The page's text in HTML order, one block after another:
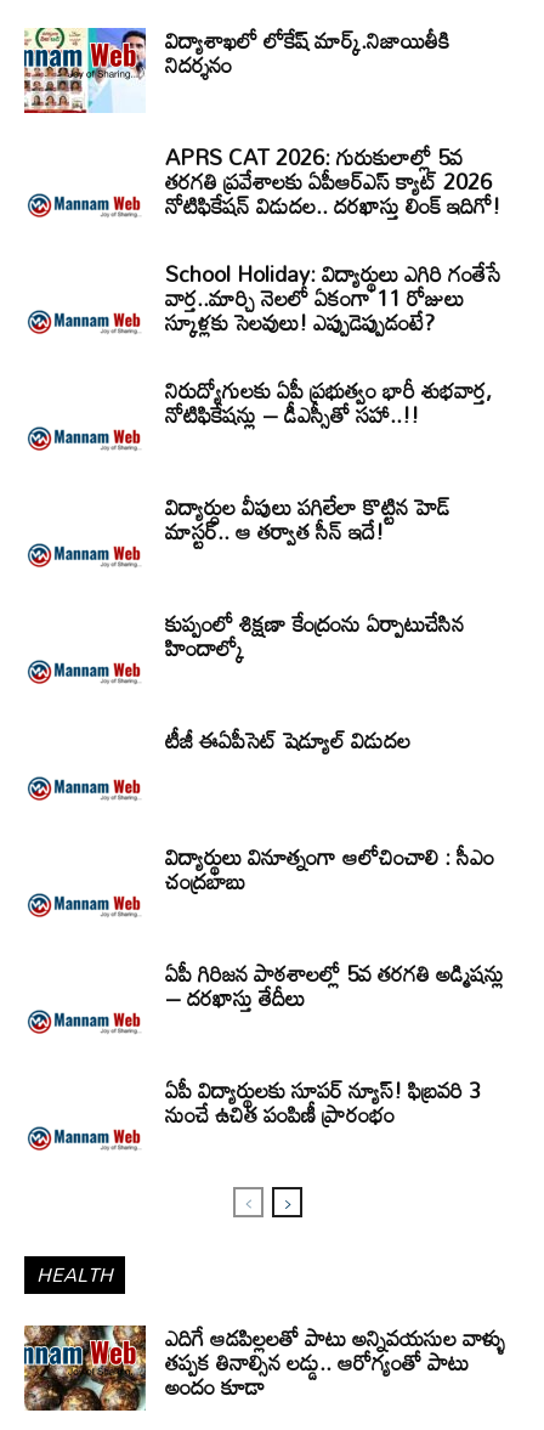
విద్యాశాఖలో లోకేష్ మార్క్.నిజాయితీకి
నిదర్శనం
APRS CAT 2026: గురుకులాల్లో 5వ
తరగతి ప్రవేశాలకు ఏపీఆర్‌ఎస్‌ క్యాట్‌ 2026
నోటిఫికేషన్‌ విడుదల.. దరఖాస్తు లింక్‌ ఇదిగో!
School Holiday: విద్యార్థులు ఎగిరి గంతేసే
వార్త..మార్చి నెలలో ఏకంగా 11 రోజులు
స్కూళ్లకు సెలవులు! ఎప్పుడెప్పుడంటే?
నిరుద్యోగులకు ఏపీ ప్రభుత్వం భారీ శుభవార్త,
నోటిఫికేషన్లు – డీఎస్సీతో సహా..!!
విద్యార్ధుల వీపులు పగిలేలా కొట్టిన హెడ్
మాస్టర్.. ఆ తర్వాత సీన్‌ ఇదే!
కుప్పంలో శిక్షణా కేంద్రంను ఏర్పాటుచేసిన
హిందాల్కో
టీజీ ఈఏపీసెట్‌ షెడ్యూల్‌ విడుదల
విద్యార్థులు వినూత్నంగా ఆలోచించాలి : సీఎం
చంద్రబాబు
ఏపీ గిరిజన పాఠశాలల్లో 5వ తరగతి అడ్మిషన్లు
– దరఖాస్తు తేదీలు
ఏపీ విద్యార్థులకు సూపర్ న్యూస్! ఫిబ్రవరి 3
నుంచే ఉచిత పంపిణీ ప్రారంభం
HEALTH
ఎదిగే ఆడపిల్లలతో పాటు అన్నివయసుల వాళ్ళు
తప్పక తినాల్సిన లడ్డు.. ఆరోగ్యంతో పాటు
అందం కూడా